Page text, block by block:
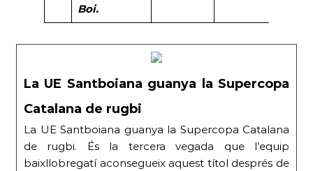
Boi.
La UE Santboiana guanya la Supercopa
Catalana de rugbi
La UE Santboiana guanya la Supercopa Catalana
de rugbi. És la tercera vegada que l’equip
baixllobregatí aconsegueix aquest títol després de